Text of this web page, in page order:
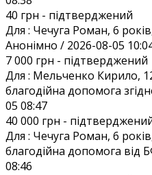
40 грн - підтверджений
Для : Чечуга Роман, 6
Анонiмно / 2026-08-05
7 000 грн - підтверджений
Для : Мельченко Кирило,
благодійна допомога
05 08:47
40 000 грн -
Для : Чечуга Роман, 6
благодійна допомога від
08:46